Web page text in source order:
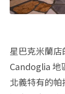
星巴克米蘭
Candoglia 地
北義特有的